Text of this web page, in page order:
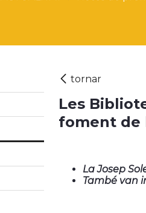
Les
foment de
La Josep
També van